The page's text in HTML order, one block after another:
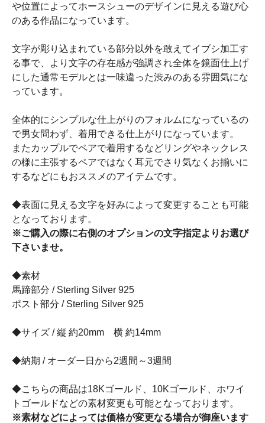
や位置によってホースシューのデザインに見える遊び心
のある作品になっています。
文字が彫り込まれている部分以外を敢えてイブシ加工す
る事で、より文字の存在感が強調され全体を鏡面仕上げ
にした通常モデルとは一味違った渋みのある雰囲気にな
っています。
全体的にシンプルな仕上がりのフォルムになっているの
で男女問わず、着用できる仕上がりになっています。
またカップルでペアで着用するなどリングやネックレス
の様に主張するペアではなく耳元でさり気なくお揃いに
するなどにもおススメのアイテムです。
◆表面に見える文字を好みによって変更することも可能
となっております。
※ご購入の際に右側のオプションの文字指定よりお選び
下さいませ。
◆素材
馬蹄部分 / Sterling Silver 925
ポスト部分 / Sterling Silver 925
◆サイズ / 縦 約20mm 横 約14mm
◆納期 / オーダー日から2週間～3週間
◆こちらの商品は18Kゴールド、10Kゴールド、ホワイ
トゴールドなどの素材変更も可能となっております。
※素材などによっては価格が変更なる場合が御座います